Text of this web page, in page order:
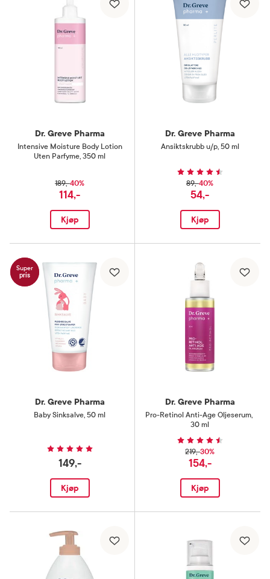
Dr. Greve Pharma
Intensive Moisture Body Lotion
Uten Parfyme, 350 ml
189,-40%
114,-
Kjøp
Dr. Greve Pharma
Ansiktskrubb u/p, 50 ml
89,-40%
54,-
Kjøp
Super
pris
Dr. Greve Pharma
Baby Sinksalve, 50 ml
149,-
Kjøp
Dr. Greve Pharma
Pro-Retinol Anti-Age Oljeserum,
30 ml
219,-30%
154,-
Kjøp